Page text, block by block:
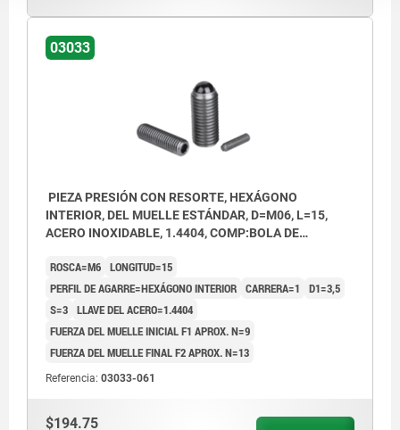
03033
PIEZA PRESIÓN CON RESORTE, HEXÁGONO
INTERIOR, DEL MUELLE ESTÁNDAR, D=M06, L=15,
ACERO INOXIDABLE, 1.4404, COMP:BOLA DE
ROSCA=M6 LONGITUD=15
PERFIL DE AGARRE=HEXÁGONO INTERIOR CARRERA=1
D1=3,5
S=3 LLAVE DEL ACERO=1.4404
FUERZA DEL MUELLE INICIAL F1 APROX. N=9
FUERZA DEL MUELLE FINAL F2 APROX. N=13
Referencia: 03033-061
$194.75